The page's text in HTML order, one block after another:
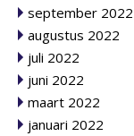
september 2022
augustus 2022
juli 2022
juni 2022
maart 2022
januari 2022